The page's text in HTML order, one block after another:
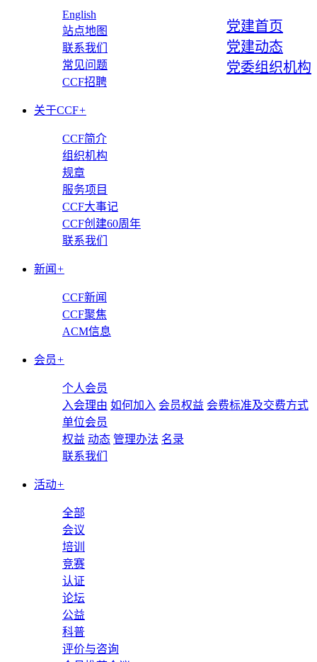
党建首页
党建动态
党委组织机构
English
站点地图
联系我们
常见问题
CCF招聘
关于CCF+
CCF简介
组织机构
规章
服务项目
CCF大事记
CCF创建60周年
联系我们
新闻 +
CCF新闻
CCF聚焦
ACM信息
会员+
个人会员
入会理由 如何加入 会员权益 会费标准及交费方式
单位会员
权益 动态 管理办法 名录
联系我们
活动+
全部
会议
培训
竞赛
认证
论坛
公益
科普
评价与咨询